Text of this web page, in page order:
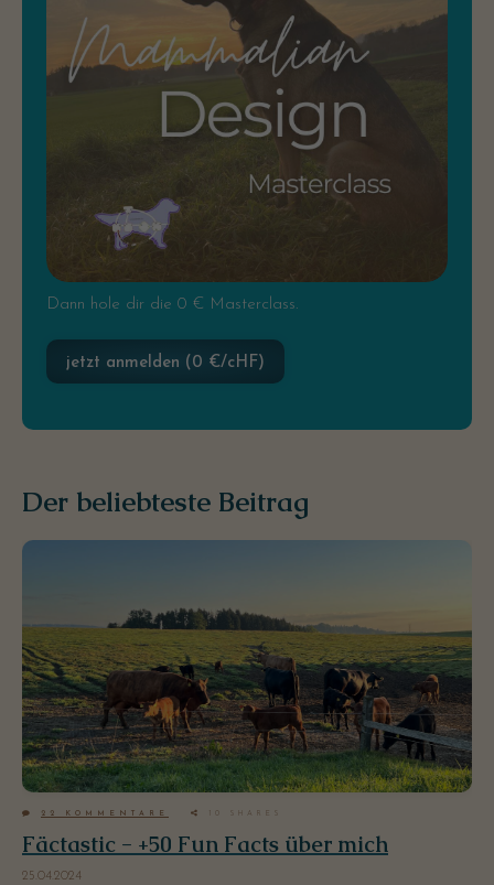
Dann hole dir die 0 € Masterclass.
jetzt anmelden (0 €/cHF)
Der beliebteste Beitrag
22 KOMMENTARE 10 SHARES
Fäctastic - +50 Fun Facts über mich
25.04.2024